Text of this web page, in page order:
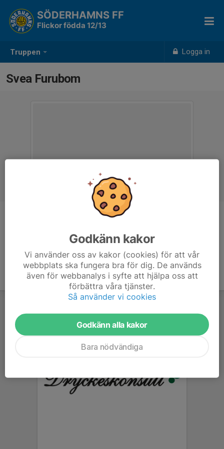
Truppen Logga in
SÖDERHAMNS FF
Flickor födda 12/13
Svea Furubom
Godkänn kakor
Vi använder oss av kakor (cookies) för att vår
webbplats ska fungera bra för dig. De används
även för webbanalys i syfte att hjälpa oss att
förbättra våra tjänster.
Så använder vi cookies
Godkänn alla kakor
Bara nödvändiga